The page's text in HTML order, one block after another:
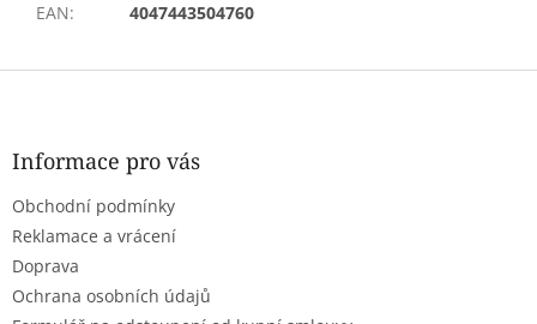
EAN: 4047443504760
Z
Informace pro vás
Obchodní podmínky
Reklamace a vrácení
Doprava
Ochrana osobních údajů